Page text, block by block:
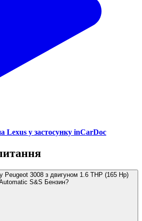
Lexus у застосунку inCarDoc
Peugeot 3008 з двигуном 1.6 THP (165 Hp)
S&S Бензин?